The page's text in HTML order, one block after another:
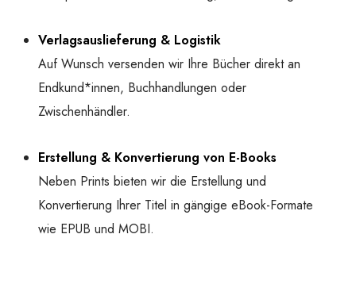
Verlagsauslieferung & Logistik
Auf Wunsch versenden wir Ihre Bücher direkt an
Endkund*innen, Buchhandlungen oder
Zwischenhändler.
Erstellung & Konvertierung von E-Books
Neben Prints bieten wir die Erstellung und
Konvertierung Ihrer Titel in gängige eBook-Formate
wie EPUB und MOBI.